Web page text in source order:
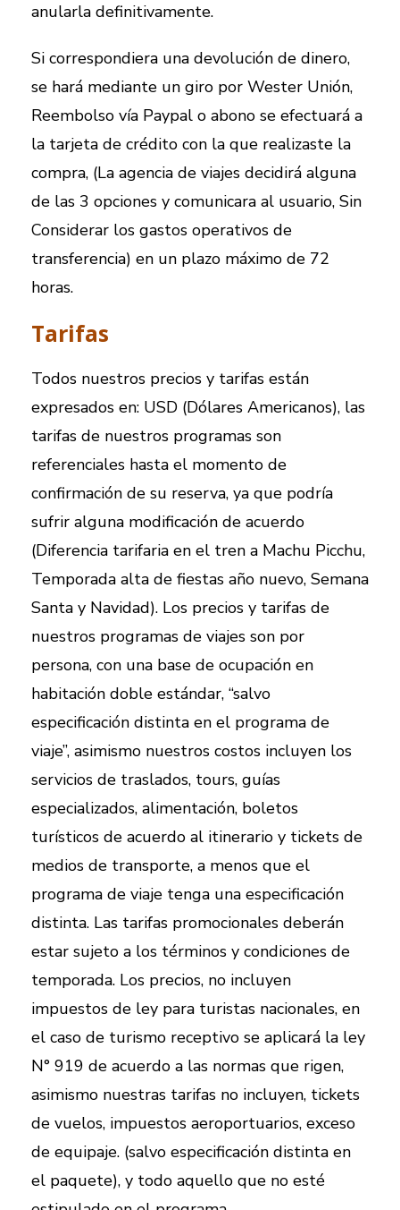
anularla definitivamente.
Si correspondiera una devolución de dinero,
se hará mediante un giro por Wester Unión,
Reembolso vía Paypal o abono se efectuará a
la tarjeta de crédito con la que realizaste la
compra, (La agencia de viajes decidirá alguna
de las 3 opciones y comunicara al usuario, Sin
Considerar los gastos operativos de
transferencia) en un plazo máximo de 72
horas.
Tarifas
Todos nuestros precios y tarifas están
expresados en: USD (Dólares Americanos), las
tarifas de nuestros programas son
referenciales hasta el momento de
confirmación de su reserva, ya que podría
sufrir alguna modificación de acuerdo
(Diferencia tarifaria en el tren a Machu Picchu,
Temporada alta de fiestas año nuevo, Semana
Santa y Navidad). Los precios y tarifas de
nuestros programas de viajes son por
persona, con una base de ocupación en
habitación doble estándar, “salvo
especificación distinta en el programa de
viaje”, asimismo nuestros costos incluyen los
servicios de traslados, tours, guías
especializados, alimentación, boletos
turísticos de acuerdo al itinerario y tickets de
medios de transporte, a menos que el
programa de viaje tenga una especificación
distinta. Las tarifas promocionales deberán
estar sujeto a los términos y condiciones de
temporada. Los precios, no incluyen
impuestos de ley para turistas nacionales, en
el caso de turismo receptivo se aplicará la ley
N° 919 de acuerdo a las normas que rigen,
asimismo nuestras tarifas no incluyen, tickets
de vuelos, impuestos aeroportuarios, exceso
de equipaje. (salvo especificación distinta en
el paquete), y todo aquello que no esté